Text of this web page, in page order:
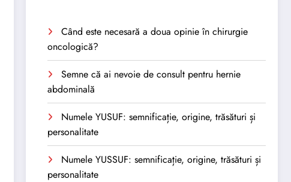
Când este necesară a doua opinie în chirurgie
oncologică?
Semne că ai nevoie de consult pentru hernie
abdominală
Numele YUSUF: semnificație, origine, trăsături și
personalitate
Numele YUSSUF: semnificație, origine, trăsături și
personalitate